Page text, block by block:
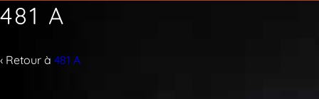
481 A
‹ Retour à 481 A